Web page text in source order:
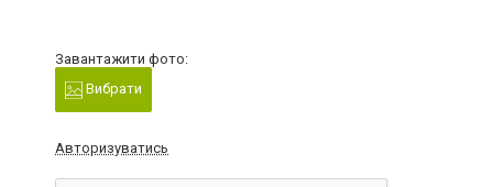
Завантажити фото:
Вибрати
Авторизуватись